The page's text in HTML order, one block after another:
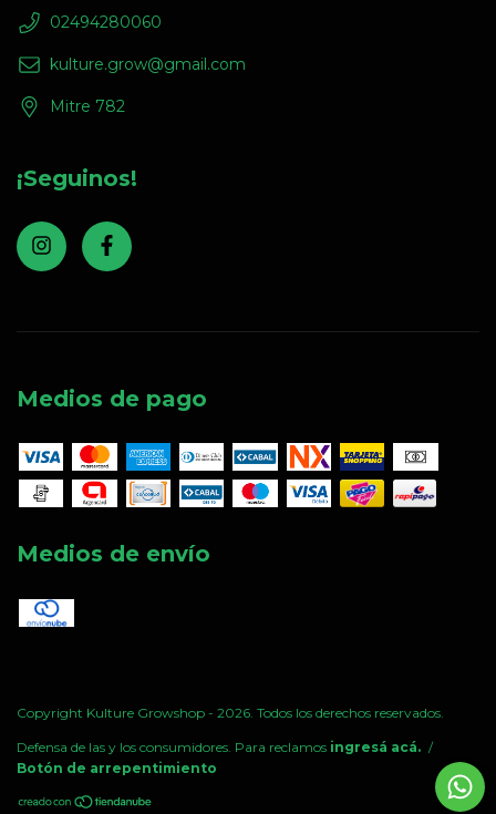
02494280060
kulture.grow@gmail.com
Mitre 782
¡Seguinos!
Medios de pago
Medios de envío
Copyright Kulture Growshop - 2026. Todos los derechos reservados.
Defensa de las y los consumidores. Para reclamos ingresá acá. /
Botón de arrepentimiento